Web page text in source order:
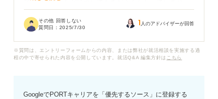
当日のマナーなどについてもまだよくわかっていませ
を希望すれば良いでしょうか？
ドバイスよろしくお願いします。
その他 回答しない
質問日： 2025/7/30 1 人のアドバイザーが回答
※質問は、エントリーフォームからの内容、または弊社が就活相談を実施する過
程の中で寄せられた内容を公開しています。就活Q&A 編集方針は こちら
GoogleでPORTキャリアを「優先するソース」に登録する